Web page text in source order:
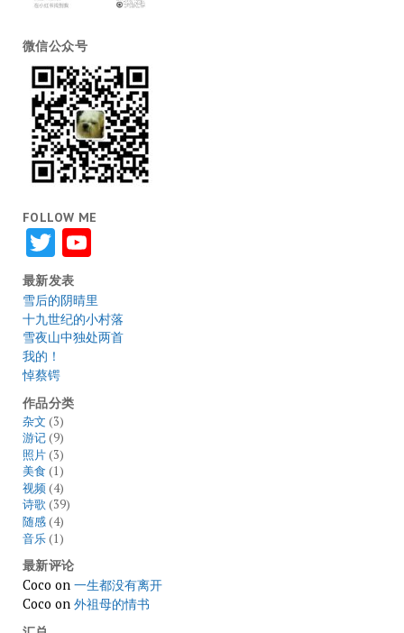
微信公众号
FOLLOW ME
TwitterYouTube
最新发表
雪后的阴晴里
十九世纪的小村落
雪夜山中独处两首
我的！
悼蔡锷
作品分类
杂文 (3)
游记(9)
照片(3)
美食 (1)
视频(4)
诗歌(39)
随感(4)
音乐(1)
最新评论
Coco on 一生都没有离开
Coco on 外祖母的情书